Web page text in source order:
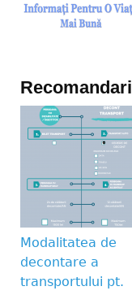
Recomandari
Modalitatea de
decontare a
transportului pt.